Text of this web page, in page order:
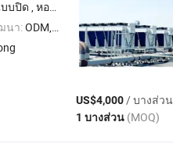
สวนกระแสสี่เหลี่ยม , ฟิลล์ PVC สำหรับหอระบายความร้อน
นา:ODM,OEM
US$4,000/ บางส่วน
1 บางส่วน (MOQ)